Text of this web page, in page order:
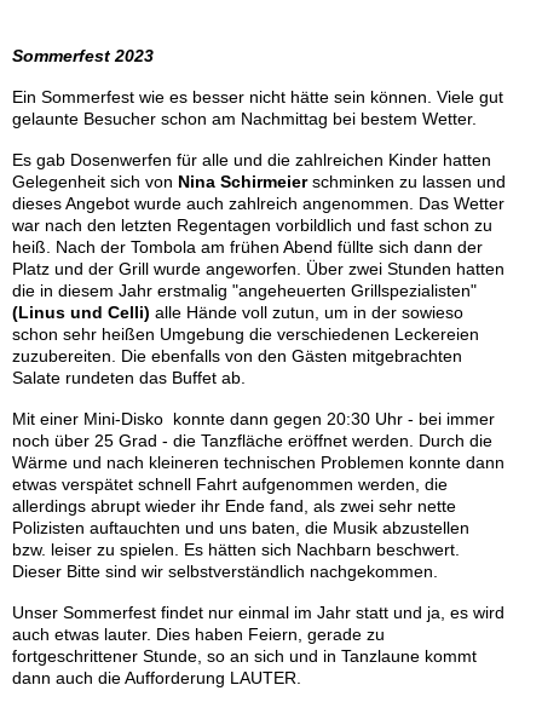
Sommerfest 2023
Ein Sommerfest wie es besser nicht hätte sein können. Viele gut
gelaunte Besucher schon am Nachmittag bei bestem Wetter.
Es gab Dosenwerfen für alle und die zahlreichen Kinder hatten
Gelegenheit sich von Nina Schirmeierschminken zu lassen und
dieses Angebot wurde auch zahlreich angenommen. Das Wetter
war nach den letzten Regentagen vorbildlich und fast schon zu
heiß. Nach der Tombola am frühen Abend füllte sich dann der
Platz und der Grill wurde angeworfen. Über zwei Stunden hatten
die in diesem Jahr erstmalig "angeheuerten Grillspezialisten"
(Linus und Celli) alle Hände voll zutun, um in der sowieso
schon sehr heißen Umgebung die verschiedenen Leckereien
zuzubereiten. Die ebenfalls von den Gästen mitgebrachten
Salate rundeten das Buffet ab.
Mit einer Mini-Disko konnte dann gegen 20:30 Uhr - bei immer
noch über 25 Grad - die Tanzfläche eröffnet werden. Durch die
Wärme und nach kleineren technischen Problemen konnte dann
etwas verspätet schnell Fahrt aufgenommen werden, die
allerdings abrupt wieder ihr Ende fand, als zwei sehr nette
Polizisten auftauchten und uns baten, die Musik abzustellen
bzw. leiser zu spielen. Es hätten sich Nachbarn beschwert.
Dieser Bitte sind wir selbstverständlich nachgekommen.
Unser Sommerfest findet nur einmal im Jahr statt und ja, es wird
auch etwas lauter. Dies haben Feiern, gerade zu
fortgeschrittener Stunde, so an sich und in Tanzlaune kommt
dann auch die Aufforderung LAUTER.